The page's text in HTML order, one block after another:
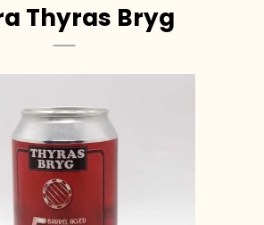
Thyras Bryg